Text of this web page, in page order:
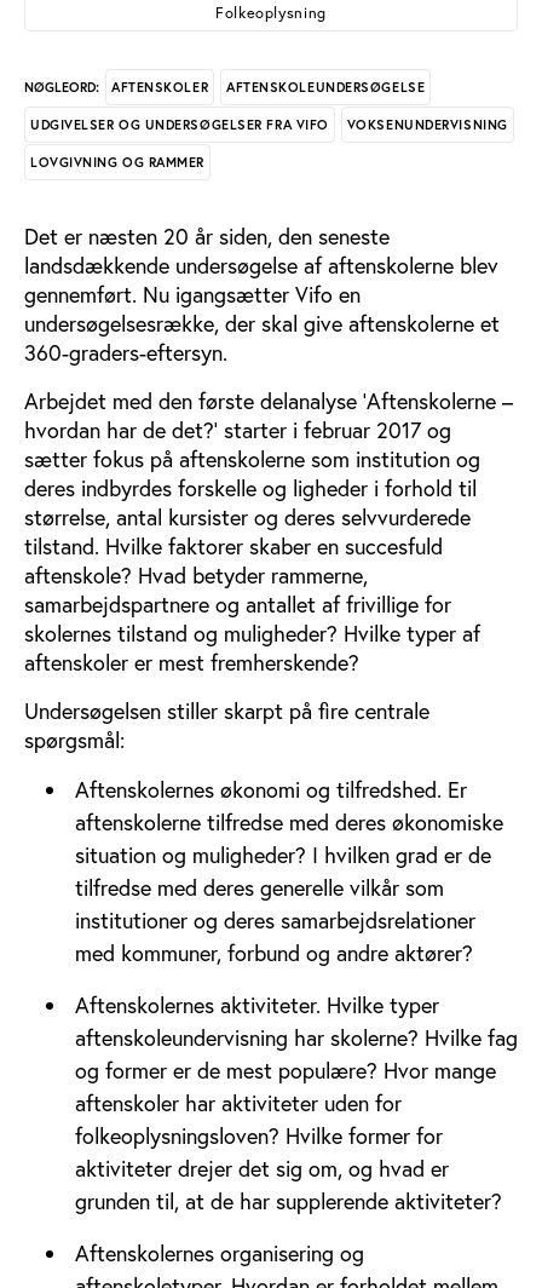
Folkeoplysning
NØGLEORD: AFTENSKOLER AFTENSKOLEUNDERSØGELSE
UDGIVELSER OG UNDERSØGELSER FRA VIFO VOKSENUNDERVISNING
LOVGIVNING OG RAMMER
Det er næsten 20 år siden, den seneste
landsdækkende undersøgelse af aftenskolerne blev
gennemført. Nu igangsætter Vifo en
undersøgelsesrække, der skal give aftenskolerne et
360-graders-eftersyn.
Arbejdet med den første delanalyse ’Aftenskolerne –
hvordan har de det?’ starter i februar 2017 og
sætter fokus på aftenskolerne som institution og
deres indbyrdes forskelle og ligheder i forhold til
størrelse, antal kursister og deres selvvurderede
tilstand. Hvilke faktorer skaber en succesfuld
aftenskole? Hvad betyder rammerne,
samarbejdspartnere og antallet af frivillige for
skolernes tilstand og muligheder? Hvilke typer af
aftenskoler er mest fremherskende?
Undersøgelsen stiller skarpt på fire centrale
spørgsmål:
Aftenskolernes økonomi og tilfredshed. Er
aftenskolerne tilfredse med deres økonomiske
situation og muligheder? I hvilken grad er de
tilfredse med deres generelle vilkår som
institutioner og deres samarbejdsrelationer
med kommuner, forbund og andre aktører?
Aftenskolernes aktiviteter. Hvilke typer
aftenskoleundervisning har skolerne? Hvilke fag
og former er de mest populære? Hvor mange
aftenskoler har aktiviteter uden for
folkeoplysningsloven? Hvilke former for
aktiviteter drejer det sig om, og hvad er
grunden til, at de har supplerende aktiviteter?
Aftenskolernes organisering og